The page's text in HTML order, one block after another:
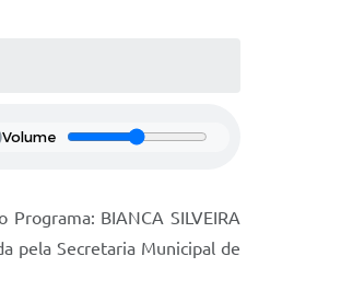
Volume
BIANCA SILVEIRA
pela Secretaria Municipal de